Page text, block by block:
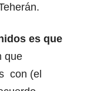
es que
que
con (el